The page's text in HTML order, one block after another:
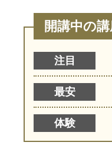
開講中の
注目
最安
体験